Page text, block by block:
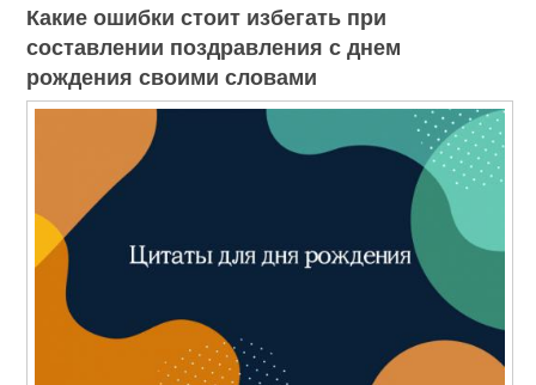
Какие ошибки стоит избегать при
составлении поздравления с днем
рождения своими словами